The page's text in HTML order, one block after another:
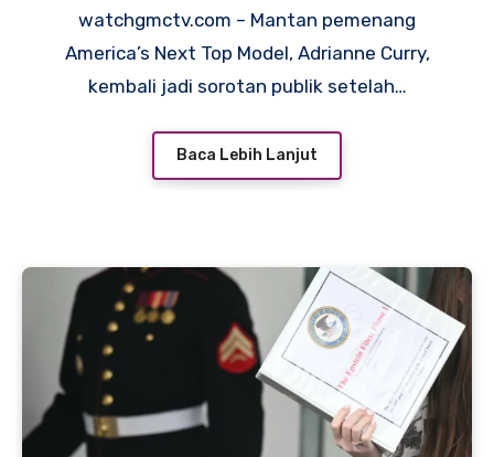
watchgmctv.com – Mantan pemenang
America’s Next Top Model, Adrianne Curry,
kembali jadi sorotan publik setelah…
Baca Lebih Lanjut